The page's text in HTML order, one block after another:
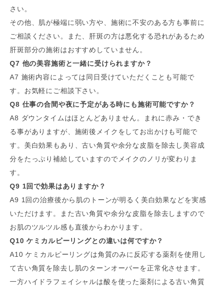
さい。
その他、肌が極端に弱い方や、施術に不安のある方も事前に
ご相談ください。また、肝斑の方は悪化する恐れがあるため
肝斑部分の施術はおすすめしていません。
Q7 他の美容施術と一緒に受けられますか？
A7 施術内容によっては同日受けていただくことも可能で
す。お気軽にご相談下さい。
Q8 仕事の合間や夜に予定がある時にも施術可能ですか？
A8 ダウンタイムはほとんどありません。まれに赤み・でき
る事がありますが、施術後メイクをしてお出かけも可能で
す。美白効果もあり、古い角質や余分な皮脂を除去し美容成
分をたっぷり補給していますのでメイクのノリが変わりま
す。
Q9 1回で効果はありますか？
A9 1回の治療後から肌のトーンが明るく美白効果などを実感
いただけます。また古い角質や余分な皮脂を除去しますので
お肌のツルツル感も直後からわかります。
Q10 ケミカルピーリングとの違いは何ですか？
A10 ケミカルピーリングは角質のみに反応する薬剤を使用し
て古い角質を除去し肌のターンオーバーを正常化させます。
一方ハイドラフェイシャルは酸を使った薬剤による古い角質